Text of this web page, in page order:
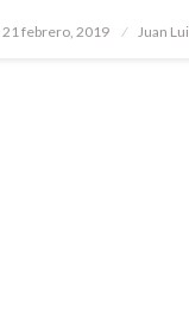
Publicado
21 febrero, 2019 Juan